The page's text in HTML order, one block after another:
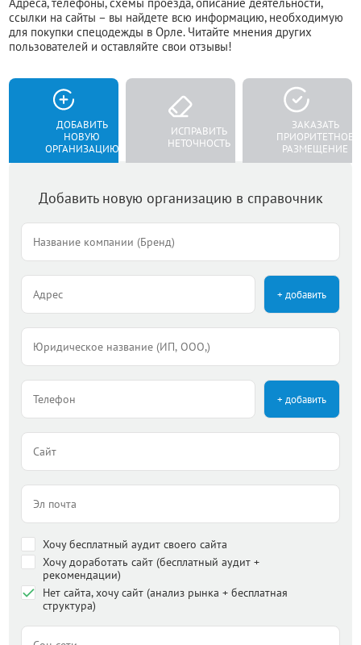
ссылки на сайты – вы найдете всю информацию, необходимую
для покупки спецодежды в Орле. Читайте мнения других
пользователей и оставляйте свои отзывы!
ДОБАВИТЬ
НОВУЮ
ОРГАНИЗАЦИЮ
ИСПРАВИТЬ
НЕТОЧНОСТЬ
ЗАКАЗАТЬ
ПРИОРИТЕТНОЕ
РАЗМЕЩЕНИЕ
Добавить новую организацию в справочник
+ добавить
+ добавить
Хочу бесплатный аудит своего сайта
Хочу доработать сайт (бесплатный аудит +
рекомендации)
Нет сайта, хочу сайт (анализ рынка + бесплатная
структура)